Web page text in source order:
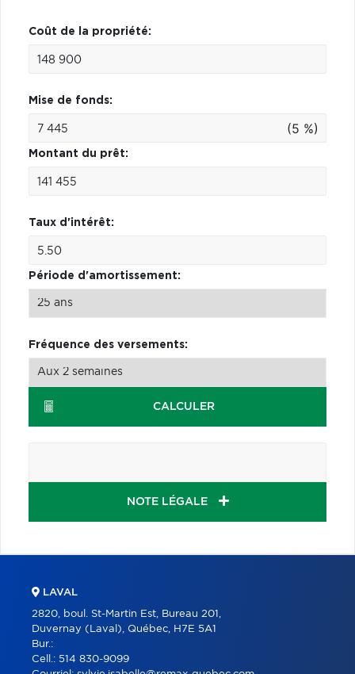
Coût de la propriété:
Mise de fonds:
(5 %)
Montant du prêt:
Taux d'intérêt:
Période d'amortissement:
Fréquence des versements:
CALCULER
NOTE LÉGALE
LAVAL
2820, boul. St-Martin Est, Bureau 201,
Duvernay (Laval), Québec, H7E 5A1
Bur.:
Cell.: 514 830-9099